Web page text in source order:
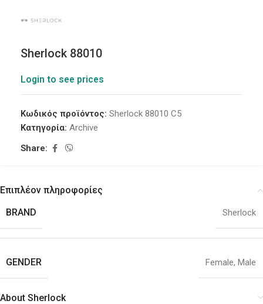
Sherlock 88010
Login to see prices
Κωδικός προϊόντος: Sherlock 88010 C5
Κατηγορία: Archive
Share:
Επιπλέον πληροφορίες
BRAND
Sherlock
GENDER Female, Male
About Sherlock